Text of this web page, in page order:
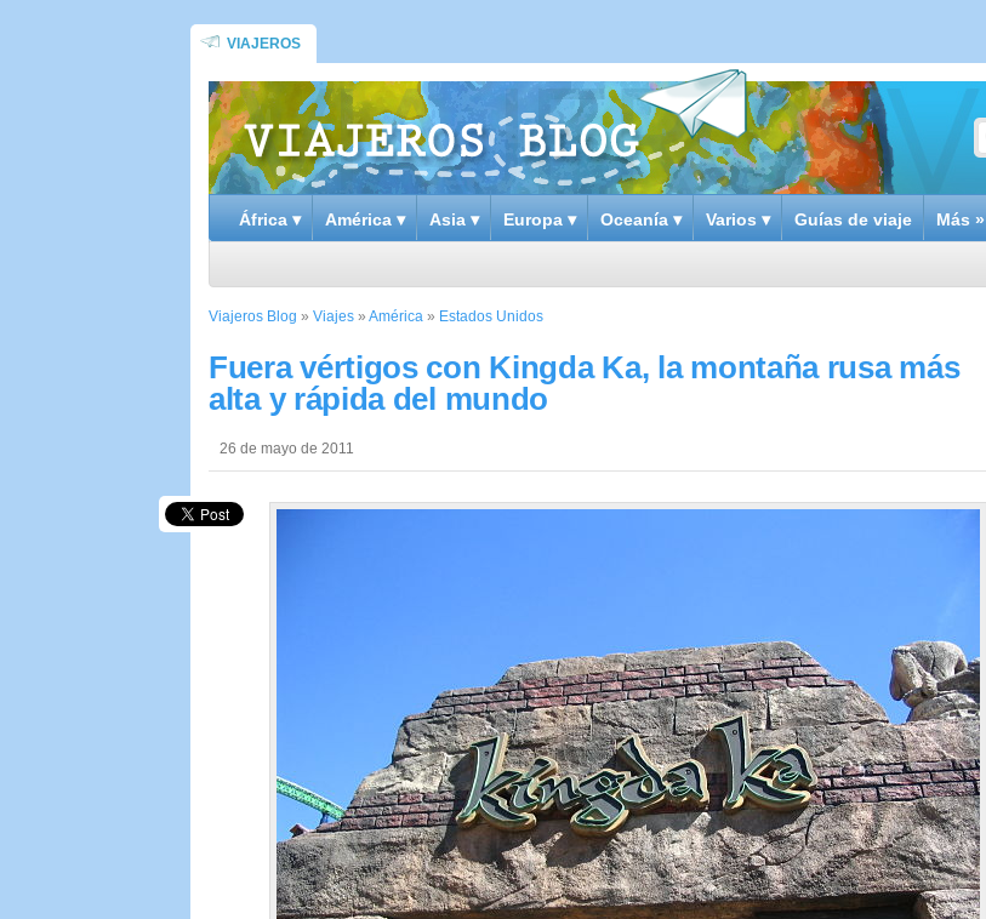
VIAJEROS
África ▾ América ▾ Asia ▾ Europa ▾ Oceanía ▾ Varios ▾ Guías de viaje Más »
Viajeros Blog » Viajes » América » Estados Unidos
Fuera vértigos con Kingda Ka, la montaña rusa más
alta y rápida del mundo
26 de mayo de 2011